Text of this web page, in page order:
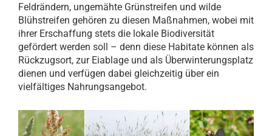
Feldrändern, ungemähte Grünstreifen und wilde
Blühstreifen gehören zu diesen Maßnahmen, wobei mit
ihrer Erschaffung stets die lokale Biodiversität
gefördert werden soll – denn diese Habitate können als
Rückzugsort, zur Eiablage und als Überwinterungsplatz
dienen und verfügen dabei gleichzeitig über ein
vielfältiges Nahrungsangebot.